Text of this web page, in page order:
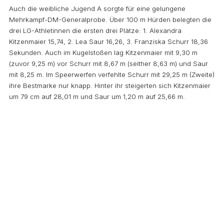
Auch die weibliche Jugend A sorgte für eine gelungene
Mehrkampf-DM-Generalprobe. Über 100 m Hürden belegten die
drei LG-Athletinnen die ersten drei Plätze: 1. Alexandra
Kitzenmaier 15,74, 2. Lea Saur 16,26, 3. Franziska Schurr 18,36
Sekunden. Auch im Kugelstoßen lag Kitzenmaier mit 9,30 m
(zuvor 9,25 m) vor Schurr mit 8,67 m (seither 8,63 m) und Saur
mit 8,25 m. Im Speerwerfen verfehlte Schurr mit 29,25 m (Zweite)
ihre Bestmarke nur knapp. Hinter ihr steigerten sich Kitzenmaier
um 79 cm auf 28,01 m und Saur um 1,20 m auf 25,66 m.